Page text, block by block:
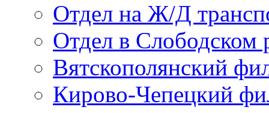
Отдел на Ж/Д
Отдел в Слободском
Вятскополянский
Кирово-Чепецкий